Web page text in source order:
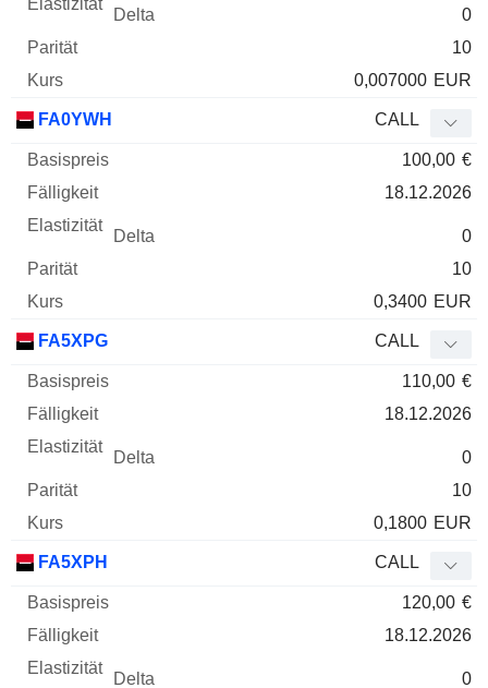
0
10
0,007000 EUR
FA0YWH CALL
100,00 €
18.12.2026
0
10
0,3400 EUR
FA5XPG CALL
110,00 €
18.12.2026
0
10
0,1800 EUR
FA5XPH CALL
120,00 €
18.12.2026
0